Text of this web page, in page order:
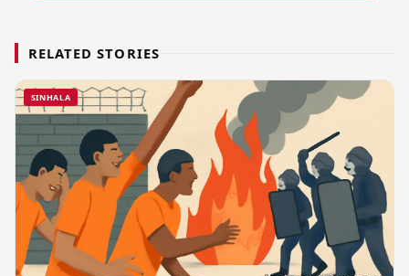
RELATED STORIES
SINHALA